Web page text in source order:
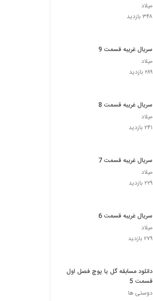
میلاد
۳۴۸ بازدید
سریال غریبه قسمت 9
میلاد
۲۸۹ بازدید
سریال غریبه قسمت 8
میلاد
۲۴۱ بازدید
سریال غریبه قسمت 7
میلاد
۲۲۹ بازدید
سریال غریبه قسمت 6
میلاد
۲۷۹ بازدید
دانلود مسابقه گل یا پوچ فصل اول
قسمت 5
دوستی ها